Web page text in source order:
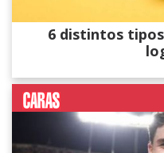
6 distintos